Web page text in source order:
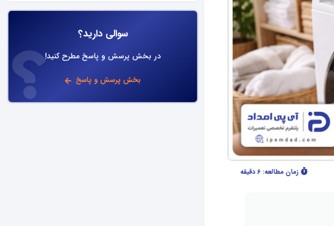
زمان مطالعه: 6 دقیقه
سوالی دارید؟
در بخش پرسش و پاسخ مطرح کنید!
بخش پرسش و پاسخ